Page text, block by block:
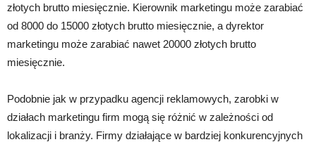
złotych brutto miesięcznie. Kierownik marketingu może zarabiać
od 8000 do 15000 złotych brutto miesięcznie, a dyrektor
marketingu może zarabiać nawet 20000 złotych brutto
miesięcznie.
Podobnie jak w przypadku agencji reklamowych, zarobki w
działach marketingu firm mogą się różnić w zależności od
lokalizacji i branży. Firmy działające w bardziej konkurencyjnych